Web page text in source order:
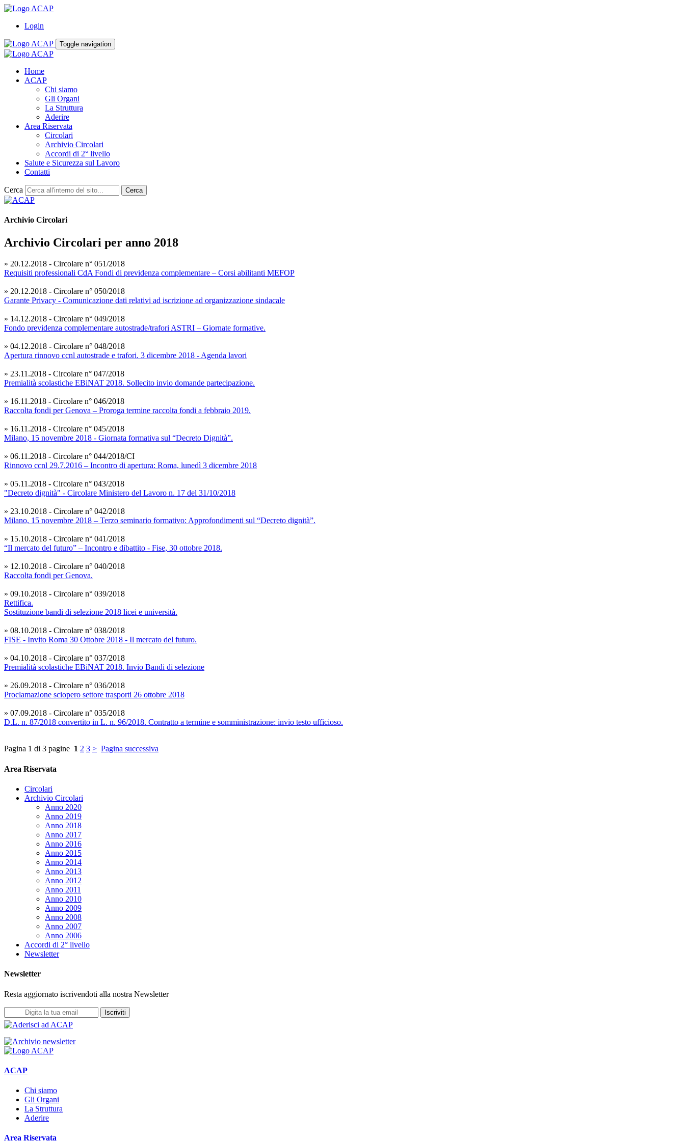
Login
Toggle navigation
Home
ACAP
Chi siamo
Gli Organi
La Struttura
Aderire
Area Riservata
Circolari
Archivio Circolari
Accordi di 2° livello
Salute e Sicurezza sul Lavoro
Contatti
Cerca Cerca
Archivio Circolari
Archivio Circolari per anno 2018
» 20.12.2018 - Circolare n° 051/2018
Requisiti professionali CdA Fondi di previdenza complementare – Corsi abilitanti MEFOP
» 20.12.2018 - Circolare n° 050/2018
Garante Privacy - Comunicazione dati relativi ad iscrizione ad organizzazione sindacale
» 14.12.2018 - Circolare n° 049/2018
Fondo previdenza complementare autostrade/trafori ASTRI – Giornate formative.
» 04.12.2018 - Circolare n° 048/2018
Apertura rinnovo ccnl autostrade e trafori. 3 dicembre 2018 - Agenda lavori
» 23.11.2018 - Circolare n° 047/2018
Premialità scolastiche EBiNAT 2018. Sollecito invio domande partecipazione.
» 16.11.2018 - Circolare n° 046/2018
Raccolta fondi per Genova – Proroga termine raccolta fondi a febbraio 2019.
» 16.11.2018 - Circolare n° 045/2018
Milano, 15 novembre 2018 - Giornata formativa sul “Decreto Dignità”.
» 06.11.2018 - Circolare n° 044/2018/CI
Rinnovo ccnl 29.7.2016 – Incontro di apertura: Roma, lunedì 3 dicembre 2018
» 05.11.2018 - Circolare n° 043/2018
"Decreto dignità" - Circolare Ministero del Lavoro n. 17 del 31/10/2018
» 23.10.2018 - Circolare n° 042/2018
Milano, 15 novembre 2018 – Terzo seminario formativo: Approfondimenti sul “Decreto dignità”.
» 15.10.2018 - Circolare n° 041/2018
“Il mercato del futuro” – Incontro e dibattito - Fise, 30 ottobre 2018.
» 12.10.2018 - Circolare n° 040/2018
Raccolta fondi per Genova.
» 09.10.2018 - Circolare n° 039/2018
Rettifica.
Sostituzione bandi di selezione 2018 licei e università.
» 08.10.2018 - Circolare n° 038/2018
FISE - Invito Roma 30 Ottobre 2018 - Il mercato del futuro.
» 04.10.2018 - Circolare n° 037/2018
Premialità scolastiche EBiNAT 2018. Invio Bandi di selezione
» 26.09.2018 - Circolare n° 036/2018
Proclamazione sciopero settore trasporti 26 ottobre 2018
» 07.09.2018 - Circolare n° 035/2018
D.L. n. 87/2018 convertito in L. n. 96/2018. Contratto a termine e somministrazione: invio testo ufficioso.
Pagina 1 di 3 pagine 1 2 3 > Pagina successiva
Area Riservata
Circolari
Archivio Circolari
Anno 2020
Anno 2019
Anno 2018
Anno 2017
Anno 2016
Anno 2015
Anno 2014
Anno 2013
Anno 2012
Anno 2011
Anno 2010
Anno 2009
Anno 2008
Anno 2007
Anno 2006
Accordi di 2° livello
Newsletter
Newsletter
Resta aggiornato iscrivendoti alla nostra Newsletter
Iscriviti
ACAP
Chi siamo
Gli Organi
La Struttura
Aderire
Area Riservata